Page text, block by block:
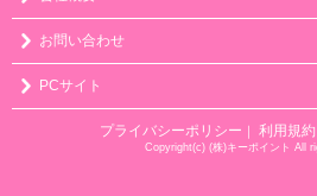
お問い合わせ
PCサイト
プライバシーポリシー ｜ 利用規約
Copyright(c) (株)キーポイント All